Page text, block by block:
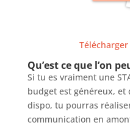
Qu’est ce que l’on
Si tu es vraiment une
budget est généreux, et
dispo, tu pourras
communication en